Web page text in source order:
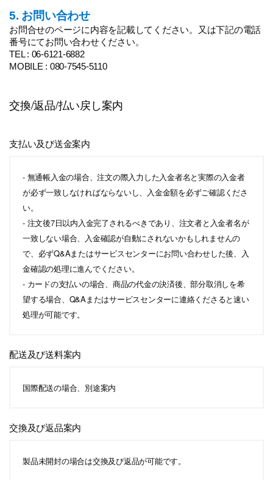
5. お問い合わせ
お問合せのページに内容を記載してください。又は下記の電話
番号にてお問い合わせください。
TEL : 06-6121-6882
MOBILE : 080-7545-5110
交換/返品/払い戻し案内
支払い及び送金案内
- 無通帳入金の場合、注文の際入力した入金者名と実際の入金者
が必ず一致しなければならないし、入金金額を必ずご確認くださ
い。
- 注文後7日以内入金完了されるべきであり、注文者と入金者名が
一致しない場合、入金確認が自動にされないかもしれませんの
で、必ずQ&Aまたはサービスセンターにお問い合わせした後、入
金確認の処理に進んでください。
- カードの支払いの場合、商品の代金の決済後、部分取消しを希
望する場合、Q&Aまたはサービスセンターに連絡くださると速い
処理が可能です。
配送及び送料案内
国際配送の場合、別途案内
交換及び返品案内
製品未開封の場合は交換及び返品が可能です。